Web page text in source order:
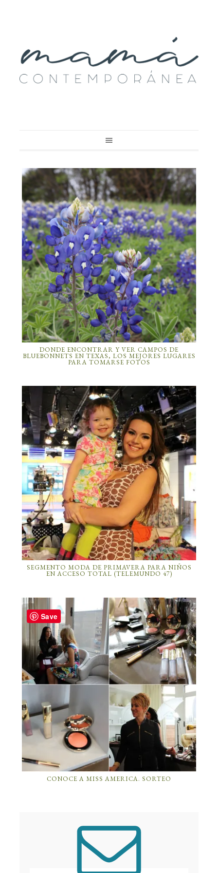
DONDE ENCONTRAR Y VER CAMPOS DE
BLUEBONNETS EN TEXAS, LOS MEJORES LUGARES
PARA TOMARSE FOTOS
SEGMENTO MODA DE PRIMAVERA PARA NIÑOS
EN ACCESO TOTAL (TELEMUNDO 47)
CONOCE A MISS AMERICA. SORTEO
Save